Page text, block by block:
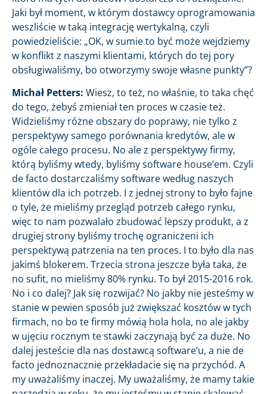
Jaki był moment, w którym dostawcy oprogramowania
weszliście w taką integrację wertykalną, czyli
powiedzieliście: „OK, w sumie to być może wejdziemy
w konflikt z naszymi klientami, których do tej pory
obsługiwaliśmy, bo otworzymy swoje własne punkty”?
Michał Petters: Wiesz, to też, no właśnie, to taka chęć
do tego, żebyś zmieniał ten proces w czasie też.
Widzieliśmy różne obszary do poprawy, nie tylko z
perspektywy samego porównania kredytów, ale w
ogóle całego procesu. No ale z perspektywy firmy,
którą byliśmy wtedy, byliśmy software house’em. Czyli
de facto dostarczaliśmy software według naszych
klientów dla ich potrzeb. I z jednej strony to było fajne
o tyle, że mieliśmy przegląd potrzeb całego rynku,
więc to nam pozwalało zbudować lepszy produkt, a z
drugiej strony byliśmy trochę ograniczeni ich
perspektywą patrzenia na ten proces. I to było dla nas
jakimś blokerem. Trzecia strona jeszcze była taka, że
no sufit, no mieliśmy 80% rynku. To był 2015-2016 rok.
No i co dalej? Jak się rozwijać? No jakby nie jesteśmy w
stanie w pewien sposób już zwiększać kosztów w tych
firmach, no bo te firmy mówią hola hola, no ale jakby
w ujęciu rocznym te stawki zaczynają być za duże. No
dalej jesteście dla nas dostawcą software’u, a nie de
facto jednoznacznie przekładacie się na przychód. A
my uważaliśmy inaczej. My uważaliśmy, że mamy takie